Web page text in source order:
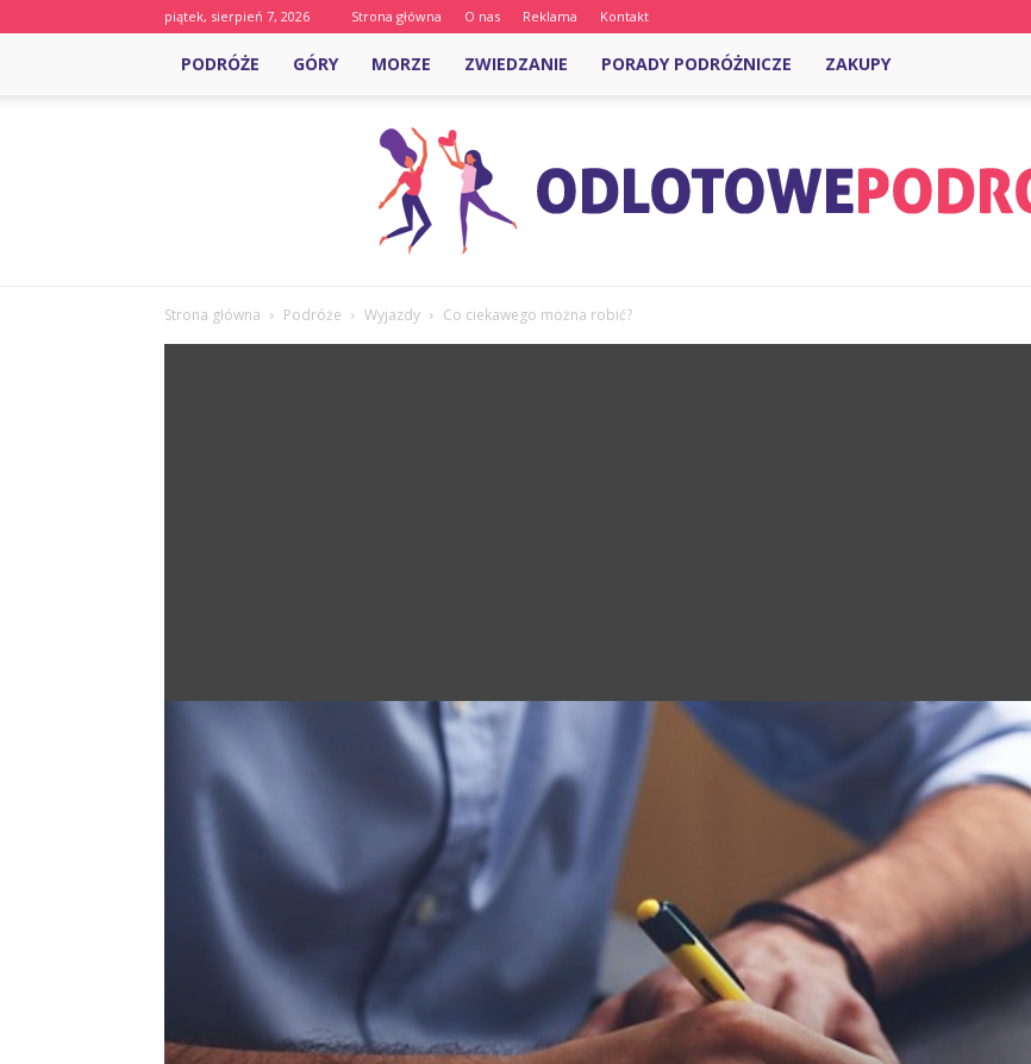
piątek, sierpień 7, 2026 Strona główna O nas Reklama Kontakt
PODRÓŻE GÓRY MORZE ZWIEDZANIE PORADY PODRÓŻNICZE ZAKUPY
OdlotowePodroze.pl
Strona główna Podróże Wyjazdy Co ciekawego można robić?